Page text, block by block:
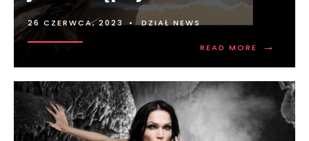
26 CZERWCA, 2023 • DZIAŁ NEWS
READ MORE →